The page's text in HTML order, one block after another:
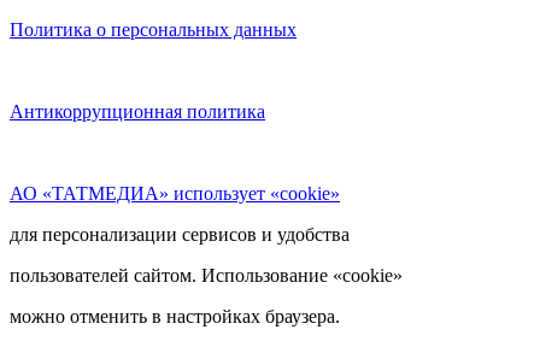
Политика о персональных данных
Антикоррупционная политика
АО «ТАТМЕДИА» использует «cookie»
для персонализации сервисов и удобства
пользователей сайтом. Использование «cookie»
можно отменить в настройках браузера.